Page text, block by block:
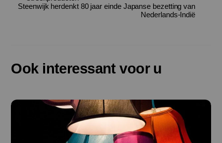
Steenwijk herdenkt 80 jaar einde Japanse bezetting van
Nederlands-Indië
Ook interessant voor u